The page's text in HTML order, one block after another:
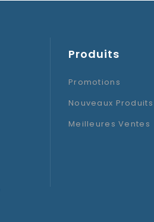
Produits
Promotions
Nouveaux Produits
Meilleures Ventes